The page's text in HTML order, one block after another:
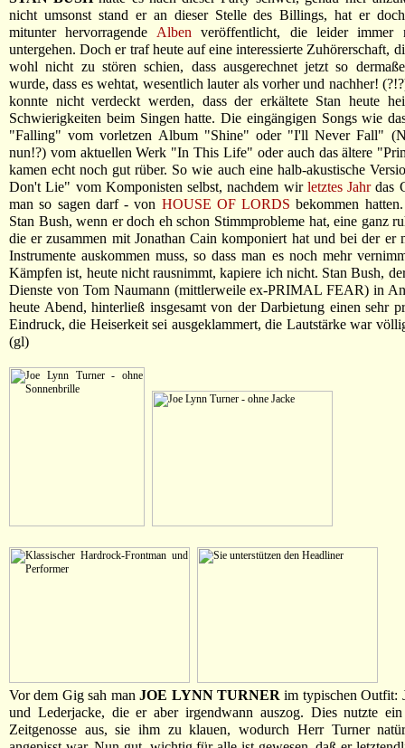
nicht umsonst stand er an dieser Stelle des Billings, hat er
mitunter hervorragende Alben veröffentlicht, die leider immer
untergehen. Doch er traf heute auf eine interessierte Zuhörerschaft,
wohl nicht zu stören schien, dass ausgerechnet jetzt so
wurde, dass es wehtat, wesentlich lauter als vorher und nachher!
konnte nicht verdeckt werden, dass der erkältete Stan heute
Schwierigkeiten beim Singen hatte. Die eingängigen Songs wie
"Falling" vom vorletzen Album "Shine" oder "I'll Never Fall"
nun!?) vom aktuellen Werk "In This Life" oder auch das ältere
kamen echt noch gut rüber. So wie auch eine halb-akustische
Don't Lie" vom Komponisten selbst, nachdem wir letztes Jahrdas
man so sagen darf - von HOUSE OF LORDS bekommen
Stan Bush, wenn er doch eh schon Stimmprobleme hat, eine ganz
die er zusammen mit Jonathan Cain komponiert hat und bei der er
Instrumente auskommen muss, so dass man es noch mehr
Kämpfen ist, heute nicht rausnimmt, kapiere ich nicht. Stan Bush,
Dienste von Tom Naumann (mittlerweile ex-PRIMAL FEAR) in
heute Abend, hinterließ insgesamt von der Darbietung einen sehr
Eindruck, die Heiserkeit sei ausgeklammert, die Lautstärke war
(gl)
Vor dem Gig sah manJOE LYNN TURNER im typischen Outfit:
und Lederjacke, die er aber irgendwann auszog. Dies nutzte ein
Zeitgenosse aus, sie ihm zu klauen, wodurch Herr Turner